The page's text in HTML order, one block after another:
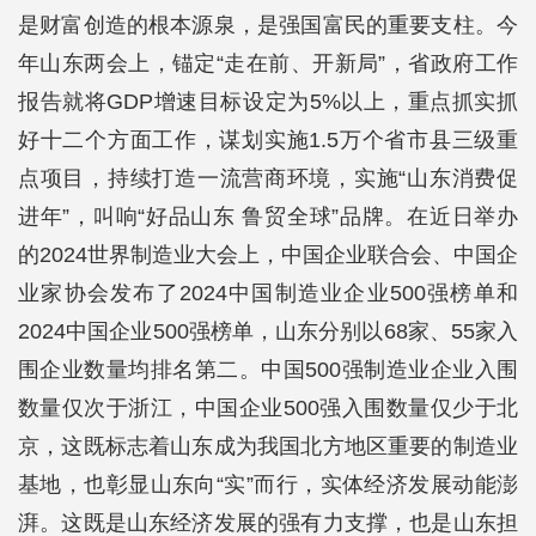
是财富创造的根本源泉，是强国富民的重要支柱。今
年山东两会上，锚定“走在前、开新局”，省政府工作
报告就将GDP增速目标设定为5%以上，重点抓实抓
好十二个方面工作，谋划实施1.5万个省市县三级重
点项目，持续打造一流营商环境，实施“山东消费促
进年”，叫响“好品山东 鲁贸全球”品牌。在近日举办
的2024世界制造业大会上，中国企业联合会、中国企
业家协会发布了2024中国制造业企业500强榜单和
2024中国企业500强榜单，山东分别以68家、55家入
围企业数量均排名第二。中国500强制造业企业入围
数量仅次于浙江，中国企业500强入围数量仅少于北
京，这既标志着山东成为我国北方地区重要的制造业
基地，也彰显山东向“实”而行，实体经济发展动能澎
湃。这既是山东经济发展的强有力支撑，也是山东担